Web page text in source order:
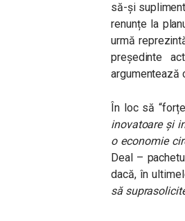
să-și
renunțe la
urmă
președinte
argumentează
În loc să
inovatoare și
o economie
Deal –
dacă, în
să